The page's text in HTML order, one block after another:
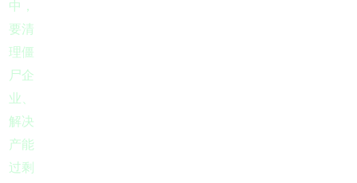
中，
要清
理僵
尸企
业、
解决
产能
过剩